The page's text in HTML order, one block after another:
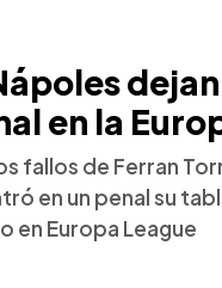
en la
fallos de Ferran
en un penal su
en Europa League